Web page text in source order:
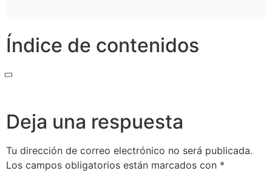
Índice de contenidos
Deja una respuesta
Tu dirección de correo electrónico no será publicada.
Los campos obligatorios están marcados con *